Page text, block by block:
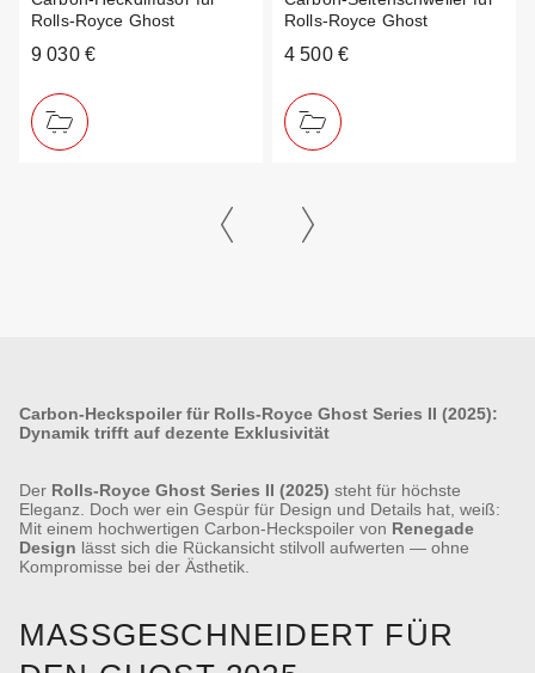
Rolls-Royce Ghost
9 030 €
Rolls-Royce Ghost
4 500 €
Carbon-Heckspoiler für Rolls-Royce Ghost Series II (2025):
Dynamik trifft auf dezente Exklusivität
Der Rolls-Royce Ghost Series II (2025) steht für höchste
Eleganz. Doch wer ein Gespür für Design und Details hat, weiß:
Mit einem hochwertigen Carbon-Heckspoiler von Renegade
Design lässt sich die Rückansicht stilvoll aufwerten — ohne
Kompromisse bei der Ästhetik.
MASSGESCHNEIDERT FÜR D